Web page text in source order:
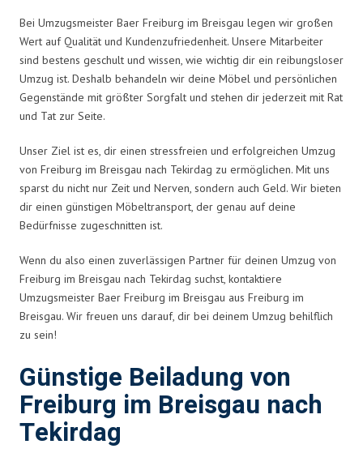
Bei Umzugsmeister Baer Freiburg im Breisgau legen wir großen
Wert auf Qualität und Kundenzufriedenheit. Unsere Mitarbeiter
sind bestens geschult und wissen, wie wichtig dir ein reibungsloser
Umzug ist. Deshalb behandeln wir deine Möbel und persönlichen
Gegenstände mit größter Sorgfalt und stehen dir jederzeit mit Rat
und Tat zur Seite.
Unser Ziel ist es, dir einen stressfreien und erfolgreichen Umzug
von Freiburg im Breisgau nach Tekirdag zu ermöglichen. Mit uns
sparst du nicht nur Zeit und Nerven, sondern auch Geld. Wir bieten
dir einen günstigen Möbeltransport, der genau auf deine
Bedürfnisse zugeschnitten ist.
Wenn du also einen zuverlässigen Partner für deinen Umzug von
Freiburg im Breisgau nach Tekirdag suchst, kontaktiere
Umzugsmeister Baer Freiburg im Breisgau aus Freiburg im
Breisgau. Wir freuen uns darauf, dir bei deinem Umzug behilflich
zu sein!
Günstige Beiladung von
Freiburg im Breisgau nach
Tekirdag